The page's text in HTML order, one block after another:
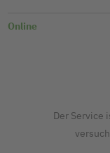
Online
Der Service